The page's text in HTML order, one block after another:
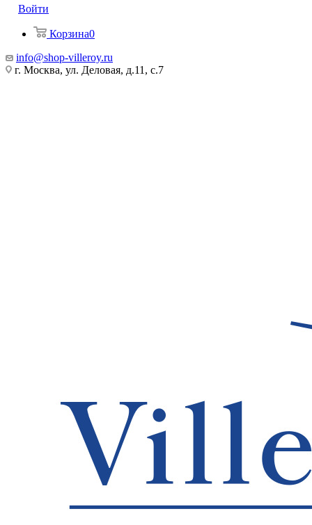
Войти
Корзина0
info@shop-villeroy.ru
г. Москва, ул. Деловая, д.11, с.7